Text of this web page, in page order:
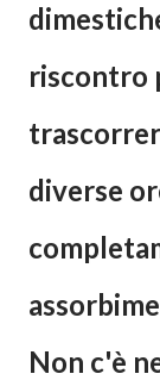
riscontro
diverse
Non c'è